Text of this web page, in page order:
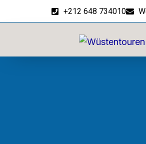
Inhalt
+212 648 734010